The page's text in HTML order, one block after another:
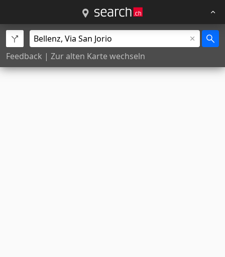
Feedback | Zur alten Karte wechseln